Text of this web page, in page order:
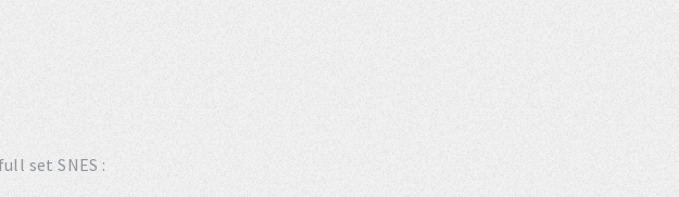
set SNES :